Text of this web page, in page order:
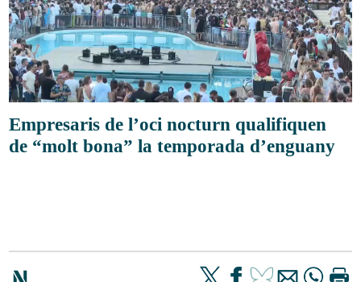
Empresaris de l’oci nocturn qualifiquen
de “molt bona” la temporada d’enguany